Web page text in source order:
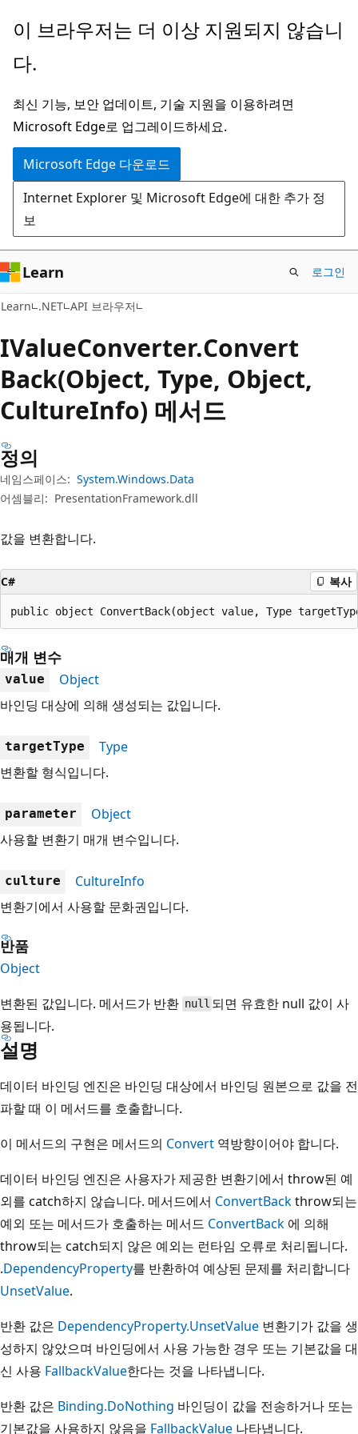
주
콘
츠
로
건
너
뛰
기
페
지
탐
색
으
로
건
너
뛰
기
이 브라우저는 더 이상 지원되지 않습니
다.
최신 기능, 보안 업데이트, 기술 지원을 이용하려면
Microsoft Edge로 업그레이드하세요.
Microsoft Edge 다운로드
Internet Explorer 및 Microsoft Edge에 대한 추가 정
보
Learn 로그인
Learn .NET API 브라우저
IValueConverter.Convert
Back(Object, Type, Object,
CultureInfo) 메서드
정의
네임스페이스: System.Windows.Data
어셈블리: PresentationFramework.dll
값을 변환합니다.
C# 복사
public object ConvertBack(object value, Type
매개 변수
value
Object
바인딩 대상에 의해 생성되는 값입니다.
targetType
Type
변환할 형식입니다.
parameter
Object
사용할 변환기 매개 변수입니다.
culture
CultureInfo
변환기에서 사용할 문화권입니다.
반품
Object
변환된 값입니다. 메서드가 반환 null 되면 유효한 null 값이 사
용됩니다.
설명
데이터 바인딩 엔진은 바인딩 대상에서 바인딩 원본으로 값을 전
파할 때 이 메서드를 호출합니다.
이 메서드의 구현은 메서드의 Convert 역방향이어야 합니다.
데이터 바인딩 엔진은 사용자가 제공한 변환기에서 throw된 예
외를 catch하지 않습니다. 메서드에서 ConvertBackthrow되는
예외 또는 메서드가 호출하는 메서드 ConvertBack 에 의해
throw되는 catch되지 않은 예외는 런타임 오류로 처리됩니다.
.DependencyProperty를 반환하여 예상된 문제를 처리합니다
UnsetValue.
반환 값은 DependencyProperty.UnsetValue 변환기가 값을 생
성하지 않았으며 바인딩에서 사용 가능한 경우 또는 기본값을 대
신 사용 FallbackValue한다는 것을 나타냅니다.
반환 값은 Binding.DoNothing 바인딩이 값을 전송하거나 또는
기본값을 사용하지 않음을 FallbackValue 나타냅니다.